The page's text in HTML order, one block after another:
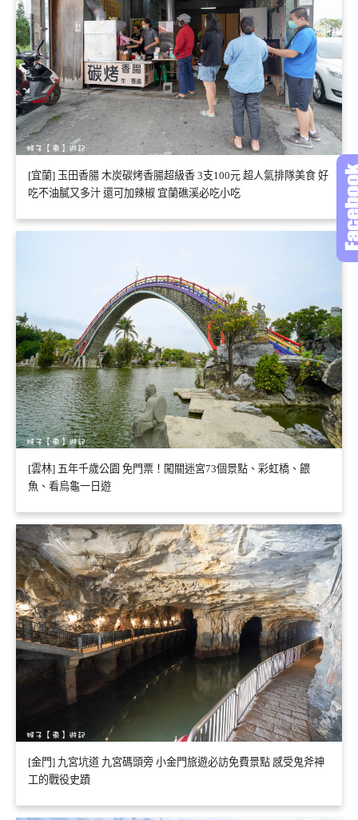
[宜蘭] 玉田香腸 木炭碳烤香腸超級香 3支100元 超人氣排隊美食 好
吃不油膩又多汁 還可加辣椒 宜蘭礁溪必吃小吃
[雲林] 五年千歲公園 免門票！闖關迷宮73個景點、彩虹橋、餵
魚、看烏龜一日遊
[金門] 九宮坑道 九宮碼頭旁 小金門旅遊必訪免費景點 感受鬼斧神
工的戰役史蹟